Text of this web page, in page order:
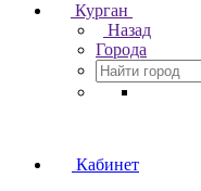
Курган
Назад
Города
Кабинет